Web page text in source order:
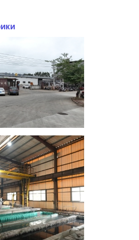
окна
профили
алюминия
профиля
профили
стен
профиль